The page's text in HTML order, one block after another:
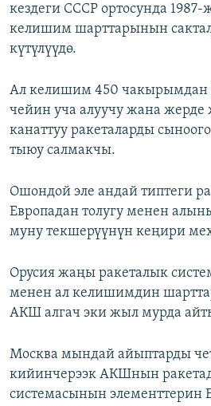
кездеги СССР ортосунда
келишим шарттарынын
күтүлүүдө.
Ал келишим 450 чакырымдан
чейин уча алуучу жана
канаттуу ракеталарды
тыюу салмакчы.
Ошондой эле андай типтеги
Европадан толугу менен
муну текшерүүнүн кеңири
Орусия жаңы ракеталык
менен ал келишимдин
АКШ алгач эки жыл мурда
Москва мындай айыптарды
кийинчерээк АКШнын
системасынын элементтерин